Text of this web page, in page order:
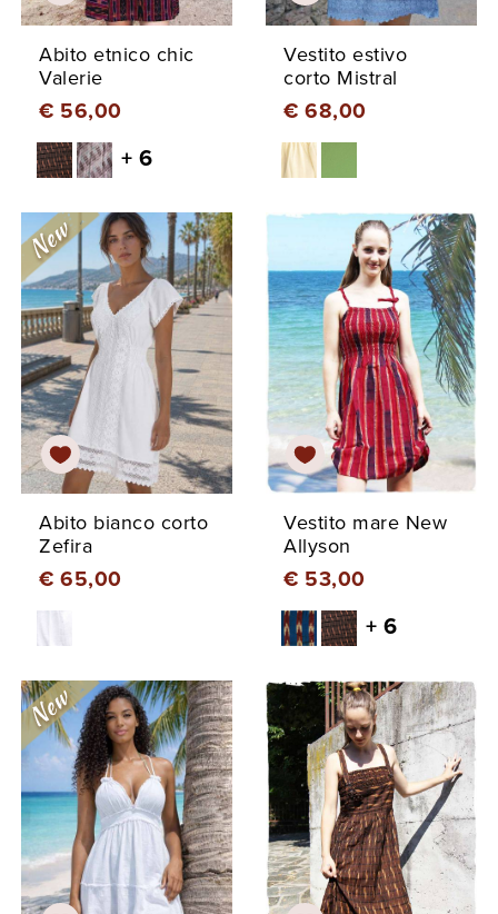
Abito etnico chic
Valerie
€ 56,00
+ 6
Vestito estivo
corto Mistral
€ 68,00
Abito bianco corto
Zefira
€ 65,00
Vestito mare New
Allyson
€ 53,00
+ 6